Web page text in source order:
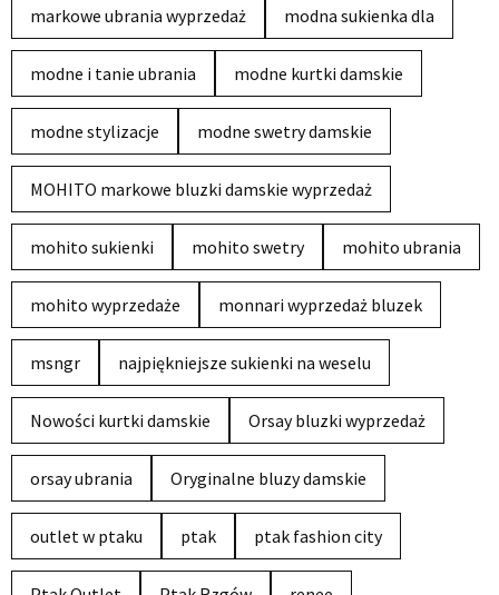
markowe ubrania wyprzedaż modna sukienka dla
modne i tanie ubrania modne kurtki damskie
modne stylizacje modne swetry damskie
MOHITO markowe bluzki damskie wyprzedaż
mohito sukienki mohito swetry mohito ubrania
mohito wyprzedaże monnari wyprzedaż bluzek
msngr najpiękniejsze sukienki na weselu
Nowości kurtki damskie Orsay bluzki wyprzedaż
orsay ubrania Oryginalne bluzy damskie
outlet w ptaku ptak ptak fashion city